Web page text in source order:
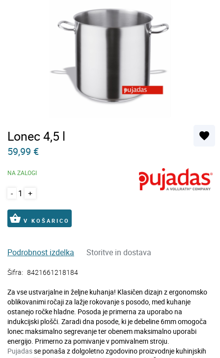
Lonec 4,5 l favorite
59,99 €
NA ZALOGI
- +
shopping_basket V KOŠARICO
Podrobnost izdelka Storitve in dostava
Šifra: 8421661218184
Za vse ustvarjalne in željne kuhanja! Klasičen dizajn z ergonomsko
oblikovanimi ročaji za lažje rokovanje s posodo, med kuhanje
ostanejo ročke hladne. Posoda je primerna za uporabo na
indukcijski plošči. Zaradi dna posode, ki je debeline 6mm omogoča
lonec maksimalno segrevanje ter obenem maksimalno uporabi
energijo. Primerno za pomivanje v pomivalnem stroju.
Pujadasse ponaša z dolgoletno zgodovino proizvodnje kuhinjskih